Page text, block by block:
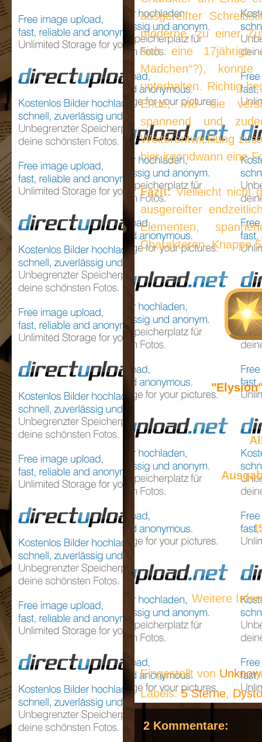
ausgereifter
moderne, zu einer
sich eine 17jährige
Mädchen“?),
unterhalten. Richtig
Ende, wo die
spannend und
Weiterentwicklung
hier irgendwann eine
Fazit:Vielleicht nicht
ausgereifter
Elementen,
Charakteren. Knappe
Weitere
Eingestellt von
Labels: 5 Sterne,
2 Kommentare: